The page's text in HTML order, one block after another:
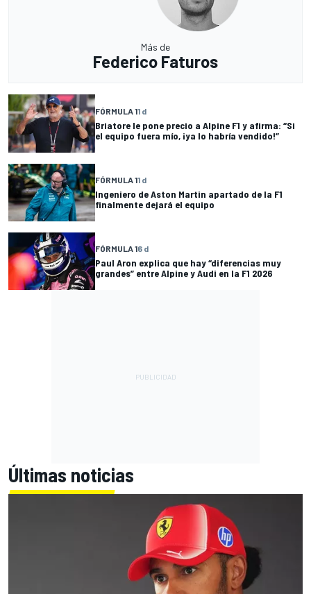
Más de
Federico Faturos
FÓRMULA 11 d
Briatore le pone precio a Alpine F1 y afirma: “Si
el equipo fuera mío, ¡ya lo habría vendido!”
FÓRMULA 11 d
Ingeniero de Aston Martin apartado de la F1
finalmente dejará el equipo
FÓRMULA 16 d
Paul Aron explica que hay “diferencias muy
grandes” entre Alpine y Audi en la F1 2026
Últimas noticias